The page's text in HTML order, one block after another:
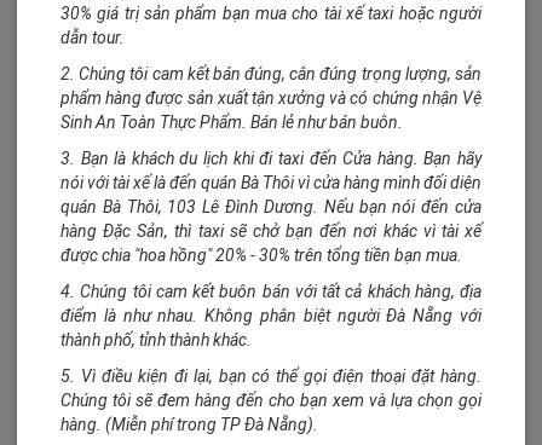
70.000₫/gram
Cá thiều que hủ lớn ăn liền
Mua hàng
30% giá trị sản phẩm bạn mua cho tài xế taxi hoặc người
dẫn tour.
2. Chúng tôi cam kết bán đúng, cân đúng trọng lượng, sản
phẩm hàng được sản xuất tận xưởng và có chứng nhận Vệ
Sinh An Toàn Thực Phẩm. Bán lẻ như bán buôn.
3. Bạn là khách du lịch khi đi taxi đến Cửa hàng. Bạn hãy
nói với tài xế là đến quán Bà Thôi vì cửa hàng mình đối diện
quán Bà Thôi, 103 Lê Đình Dương. Nếu bạn nói đến cửa
hàng Đặc Sản, thì taxi sẽ chở bạn đến nơi khác vì tài xế
được chia "hoa hồng" 20% - 30% trên tổng tiền bạn mua.
4. Chúng tôi cam kết buôn bán với tất cả khách hàng, địa
điểm là như nhau. Không phân biệt người Đà Nẵng với
thành phố, tỉnh thành khác.
5. Vì điều kiện đi lại, bạn có thể gọi điện thoại đặt hàng.
Chúng tôi sẽ đem hàng đến cho bạn xem và lựa chọn gọi
hàng. (Miễn phí trong TP Đà Nẵng).